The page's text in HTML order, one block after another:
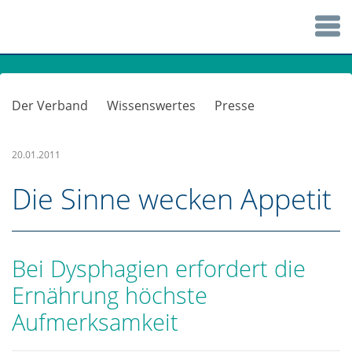
Der Verband Wissenswertes Presse
20.01.2011
Die Sinne wecken Appetit
Bei Dysphagien erfordert die
Ernährung höchste
Aufmerksamkeit